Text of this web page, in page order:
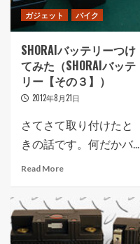
ガジェット バイク
SHORAIバッテリーつけ
てみた（SHORAIバッテ
リー【その３】）
2012年8月21日
さてさて取り付けたと
きの話です。何だかバ...
Read More